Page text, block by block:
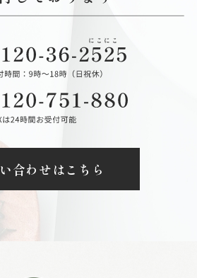
合わせはこちら